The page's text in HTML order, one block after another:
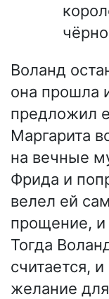
Воланд
она прошла
предложил
Маргарита
на вечные
Фрида и
велел ей
прощение,
Тогда
считается,
желание